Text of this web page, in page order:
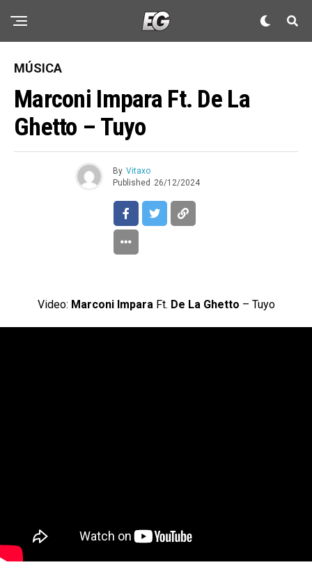
MÚSICA
Marconi Impara Ft. De La
Ghetto – Tuyo
By Vitaxo
Published 26/12/2024
Video: Marconi ImparaFt. De La Ghetto – Tuyo